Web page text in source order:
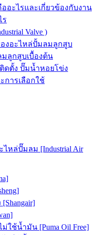
อะไรและเกี่ยวข้องกับงาน
ร
Valve )
งอะไหล่ปั้มลมลูกสูบ
ลูกสูบเบื้องต้น
ดตั้ง ปั๊มน้ำหอยโข่ง
การเลือกใช้
หล่ปั๊มลม [Industrial Air
ใช้น้ำมัน [Puma Oil Free]